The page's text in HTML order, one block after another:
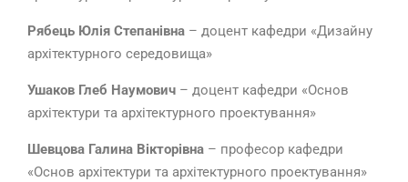
Рябець Юлія Степанівна – доцент кафедри «Дизайну
архітектурного середовища»
Ушаков Глеб Наумович – доцент кафедри «Основ
архітектури та архітектурного проектування»
Шевцова Галина Вікторівна – професор кафедри
«Основ архітектури та архітектурного проектування»